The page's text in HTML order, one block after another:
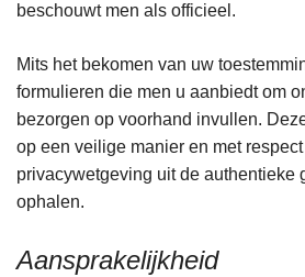
beschouwt men als officieel.
Mits het bekomen van uw
formulieren die men u aanbiedt om
bezorgen op voorhand invullen.
op een veilige manier en met
privacywetgeving uit de authentieke
ophalen.
Aansprakelijkheid